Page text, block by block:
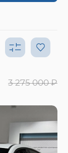
3 275 000 ₽